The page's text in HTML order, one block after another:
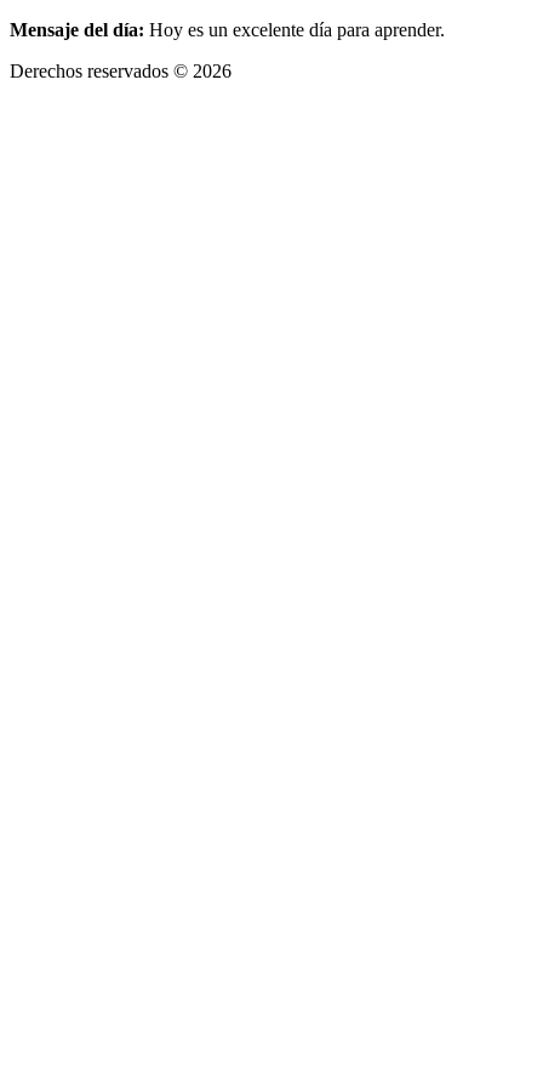
Mensaje del día: Hoy es un excelente día para aprender.
Derechos reservados © 2026